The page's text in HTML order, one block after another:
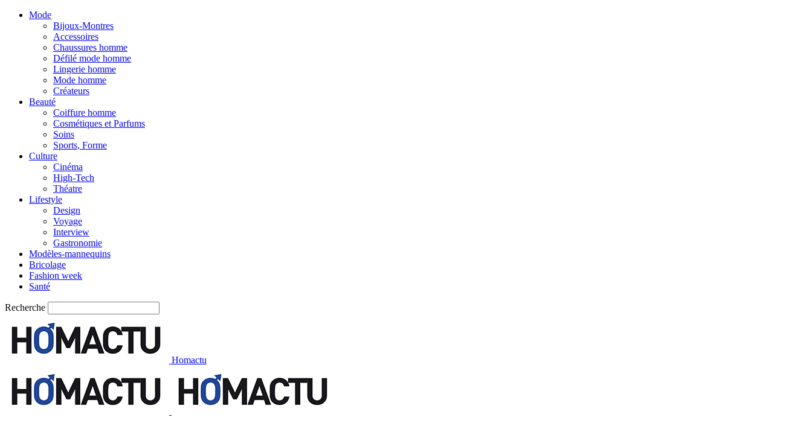
Mode
Bijoux-Montres
Accessoires
Chaussures homme
Défilé mode homme
Lingerie homme
Mode homme
Créateurs
Beauté
Coiffure homme
Cosmétiques et Parfums
Soins
Sports, Forme
Culture
Cinéma
High-Tech
Théatre
Lifestyle
Design
Voyage
Interview
Gastronomie
Modèles-mannequins
Bricolage
Fashion week
Santé
Recherche
Homactu